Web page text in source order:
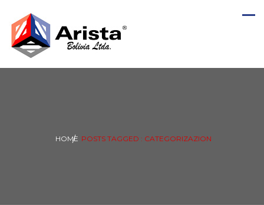
HOME POSTS TAGGED : CATEGORIZAZION